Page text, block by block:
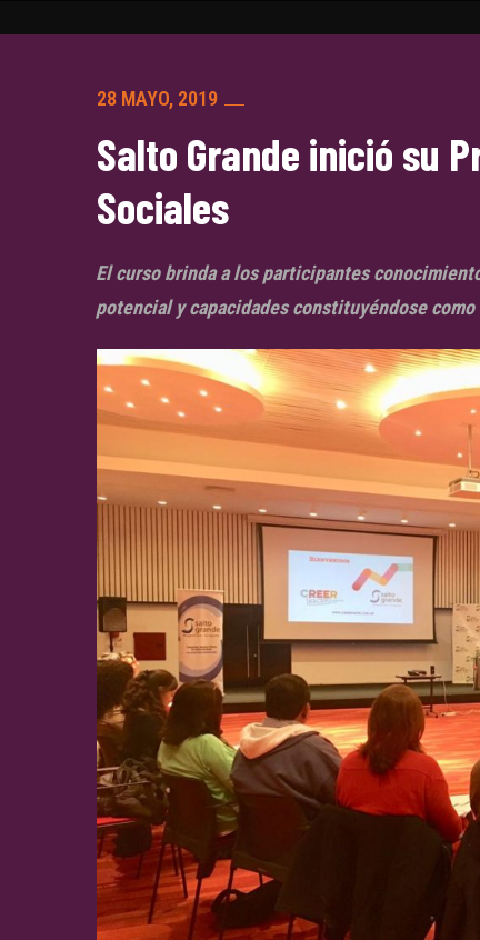
28 MAYO, 2019
Salto Grande inició su
Sociales
El curso brinda a los participantes
potencial y capacidades constituyéndose